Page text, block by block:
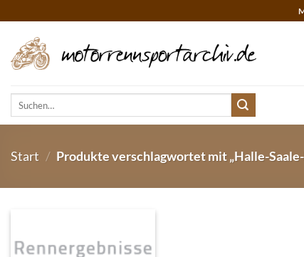
Inhalt
springen
Start / Produkte verschlagwortet mit „Halle-